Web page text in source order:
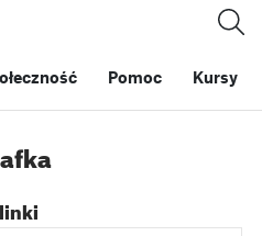
Pomoc Kursy